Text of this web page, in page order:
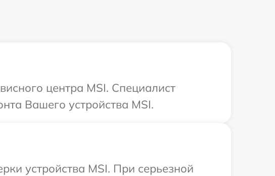
центра MSI. Специалист
Вашего устройства MSI.
устройства MSI. При серьезной